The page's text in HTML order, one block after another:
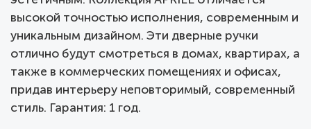
высокой точностью исполнения, современным и
уникальным дизайном. Эти дверные ручки
отлично будут смотреться в домах, квартирах, а
также в коммерческих помещениях и офисах,
придав интерьеру неповторимый, современный
стиль. Гарантия: 1 год.